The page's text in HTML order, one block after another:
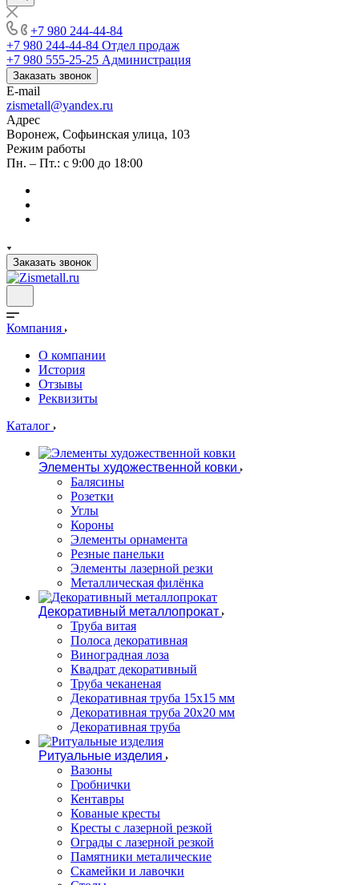
+7 980 244-44-84
+7 980 244-44-84 Отдел продаж
+7 980 555-25-25 Администрация
Заказать звонок
E-mail
zismetall@yandex.ru
Адрес
Воронеж, Софьинская улица, 103
Режим работы
Пн. – Пт.: с 9:00 до 18:00
Заказать звонок
Компания
О компании
История
Отзывы
Реквизиты
Каталог
Элементы художественной ковки
Балясины
Розетки
Углы
Короны
Элементы орнамента
Резные панельки
Элементы лазерной резки
Металлическая филёнка
Декоративный металлопрокат
Труба витая
Полоса декоративная
Виноградная лоза
Квадрат декоративный
Труба чеканеная
Декоративная труба 15х15 мм
Декоративная труба 20х20 мм
Декоративная труба
Ритуальные изделия
Вазоны
Гробнички
Кентавры
Кованые кресты
Кресты с лазерной резкой
Ограды с лазерной резкой
Памятники металические
Скамейки и лавочки